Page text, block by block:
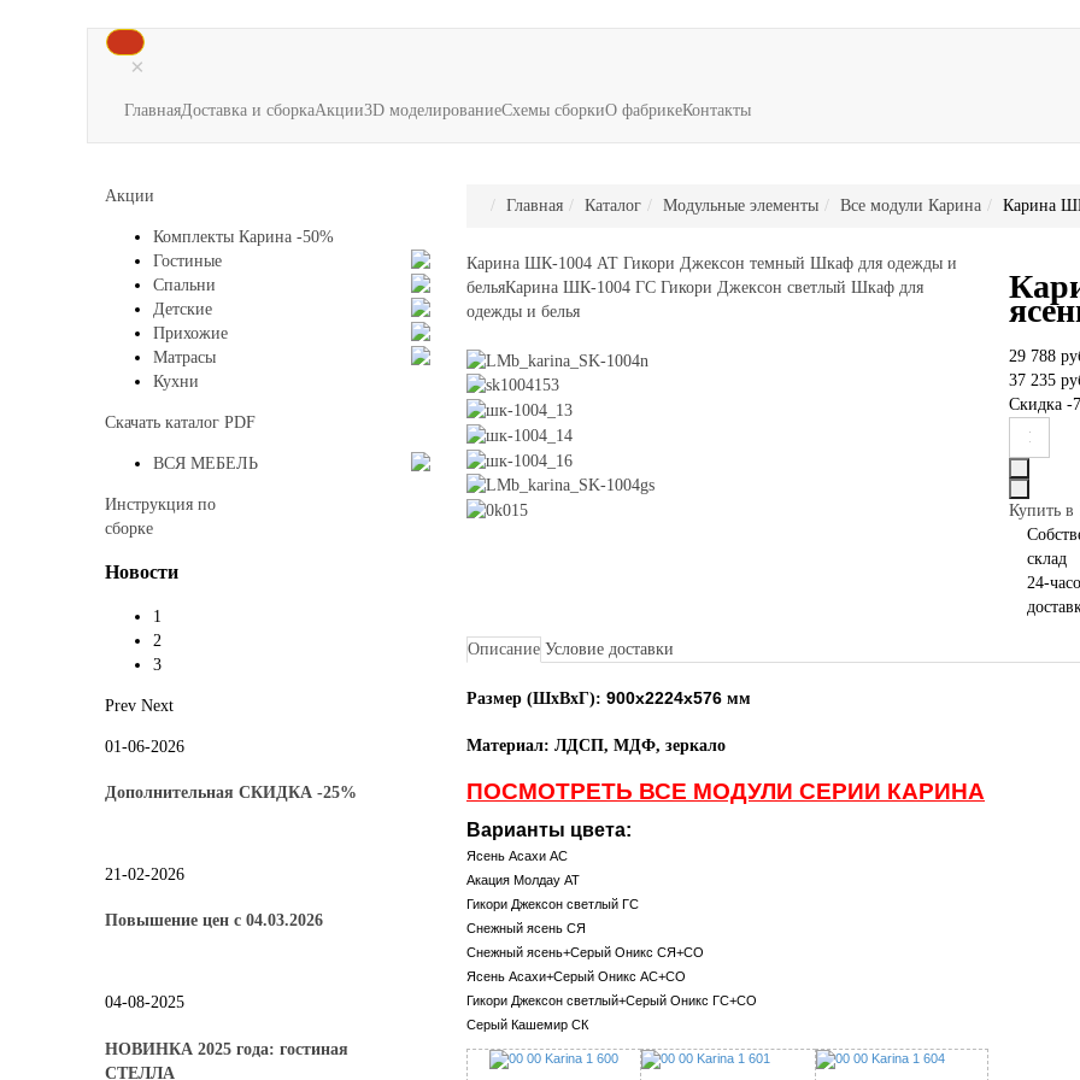
×
ГлавнаяДоставка и сборкаАкции3D моделированиеСхемы сборкиО фабрикеКонтакты
Главная Каталог Модульные элементы Все модули Карина Карина
Карина ШК-1004 АТ Гикори Джексон темный Шкаф для одежды и
бельяКарина ШК-1004 ГС Гикори Джексон светлый Шкаф для
одежды и белья
29 788
37 235
Скидка -
Купить в
склад
24-
Описание Условие доставки
Размер (ШхВхГ): 900х2224х576 мм
Материал: ЛДСП, МДФ, зеркало
ПОСМОТРЕТЬ ВСЕ МОДУЛИ СЕРИИ КАРИНА
Варианты цвета:
Ясень Асахи АС
Акация Молдау АТ
Гикори Джексон светлый ГС
Снежный ясень СЯ
Снежный ясень+Серый Оникс СЯ+СО
Ясень Асахи+Серый Оникс АС+СО
Гикори Джексон светлый+Серый Оникс ГС+СО
Серый Кашемир СК
Акции
Комплекты Карина -50%
Гостиные
Спальни
Детские
Прихожие
Матрасы
Кухни
Скачать каталог PDF
ВСЯ МЕБЕЛЬ
Инструкция по
сборке
Новости
1
2
3
Prev Next
01-06-2026
Дополнительная СКИДКА -25%
21-02-2026
Повышение цен с 04.03.2026
04-08-2025
НОВИНКА 2025 года: гостиная
СТЕЛЛА